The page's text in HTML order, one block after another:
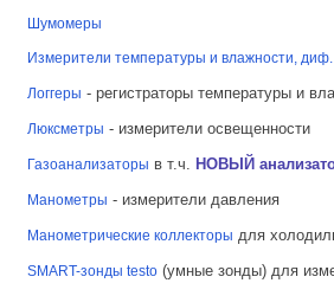
Шумомеры
Измерители температуры и влажности,
Логгеры - регистраторы температуры и
Люксметры - измерители освещенности
Газоанализаторы в т.ч. НОВЫЙ
Манометры - измерители давления
Манометрические коллекторы для
SMART-зонды testo (умные зонды) для